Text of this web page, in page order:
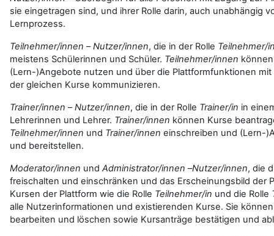
sie eingetragen sind, und ihrer Rolle darin, auch unabhängig
Lernprozess.
Teilnehmer/innen –Nutzer/innen, die in der Rolle Teilnehmer/
meistens Schülerinnen und Schüler. Teilnehmer/innen
(Lern-)Angebote nutzen und über die Plattformfunktionen mit
der gleichen Kurse kommunizieren.
Trainer/innen –Nutzer/innen, die in der Rolle Trainer/in in
Lehrerinnen und Lehrer. Trainer/innen können Kurse
Teilnehmer/innen und Trainer/innen einschreiben und (Lern-
und bereitstellen.
Moderator/innen und Administrator/innen –Nutzer/innen, die
freischalten und einschränken und das Erscheinungsbild der
Kursen der Plattform wie die Rolle Teilnehmer/in und die Rolle
alle Nutzerinformationen und existierenden Kurse. Sie
bearbeiten und löschen sowie Kursanträge bestätigen und